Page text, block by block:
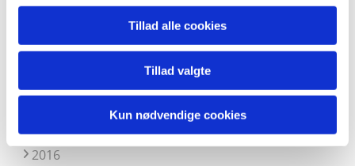
Tillad alle cookies
Tillad valgte
Kun nødvendige cookies
Download
Julekoncert 2017
2016